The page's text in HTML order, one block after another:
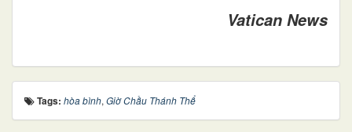
Vatican News
Tags: hòa bình, Giờ Chầu Thánh Thể